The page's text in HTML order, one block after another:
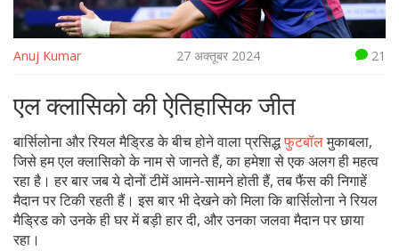
Anuj Kumar 27 अक्तूबर 2024 21
एल क्लासिको की ऐतिहासिक जीत
बार्सिलोना और रियल मैड्रिड के बीच होने वाला प्रसिद्धफुटबॉलमुकाबला,
जिसे हम एल क्लासिको के नाम से जानते हैं, का हमेशा से एक अलग ही महत्व
रहा है। हर बार जब ये दोनों टीमें आमने-सामने होती हैं, तब फैंस की निगाहें
मैदान पर टिकी रहती हैं। इस बार भी देखने को मिला कि बार्सिलोना ने रियल
मैड्रिड को उनके ही घर में बड़ी हार दी, और उनका जलवा मैदान पर छाया
रहा।